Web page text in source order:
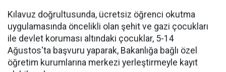
Kılavuz doğrultusunda, ücretsiz öğrenci okutma
uygulamasında öncelikli olan şehit ve gazi çocukları
ile devlet koruması altındaki çocuklar, 5-14
Ağustos'ta başvuru yaparak, Bakanlığa bağlı özel
öğretim kurumlarına merkezi yerleştirmeyle kayıt